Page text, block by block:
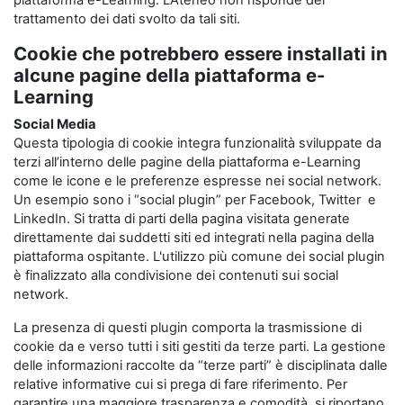
trattamento dei dati svolto da tali siti.
Cookie che potrebbero essere installati in
alcune pagine della piattaforma e-
Learning
Social Media
Questa tipologia di cookie integra funzionalità sviluppate da
terzi all’interno delle pagine della piattaforma e-Learning
come le icone e le preferenze espresse nei social network.
Un esempio sono i “social plugin” per Facebook, Twitter e
LinkedIn. Si tratta di parti della pagina visitata generate
direttamente dai suddetti siti ed integrati nella pagina della
piattaforma ospitante. L'utilizzo più comune dei social plugin
è finalizzato alla condivisione dei contenuti sui social
network.
La presenza di questi plugin comporta la trasmissione di
cookie da e verso tutti i siti gestiti da terze parti. La gestione
delle informazioni raccolte da “terze parti” è disciplinata dalle
relative informative cui si prega di fare riferimento. Per